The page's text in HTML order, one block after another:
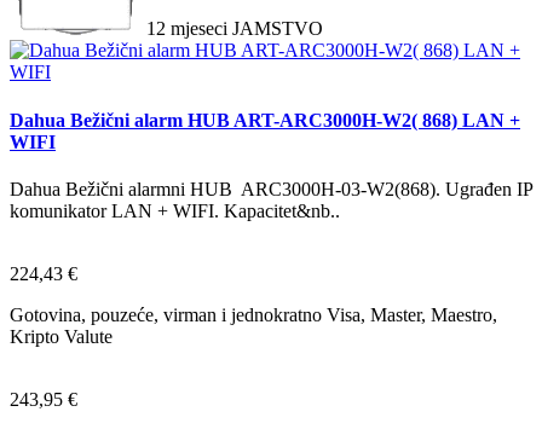
12 mjeseci JAMSTVO
Dahua Bežični alarm HUB ART-ARC3000H-W2( 868) LAN +
WIFI
Dahua Bežični alarmni HUB ARC3000H-03-W2(868). Ugrađen IP
komunikator LAN + WIFI. Kapacitet&nb..
224,43 €
Gotovina, pouzeće, virman i jednokratno Visa, Master, Maestro,
Kripto Valute
243,95 €